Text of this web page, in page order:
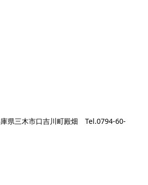
県三木市口吉川町殿畑 Tel.0794-60-